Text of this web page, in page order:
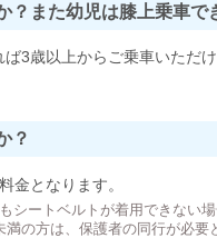
？また幼児は膝上乗車で
3歳以上からご乗車いただ
？
金となります。
シートベルトが着用できない場
の方は、保護者の同行が必要